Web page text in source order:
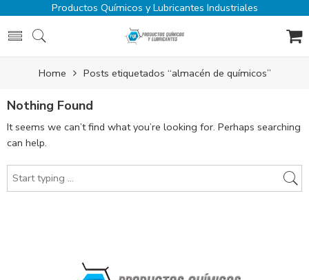
Productos Químicos y Lubricantes Industriales
Home Posts etiquetados “almacén de químicos”
Nothing Found
It seems we can’t find what you’re looking for. Perhaps searching
can help.